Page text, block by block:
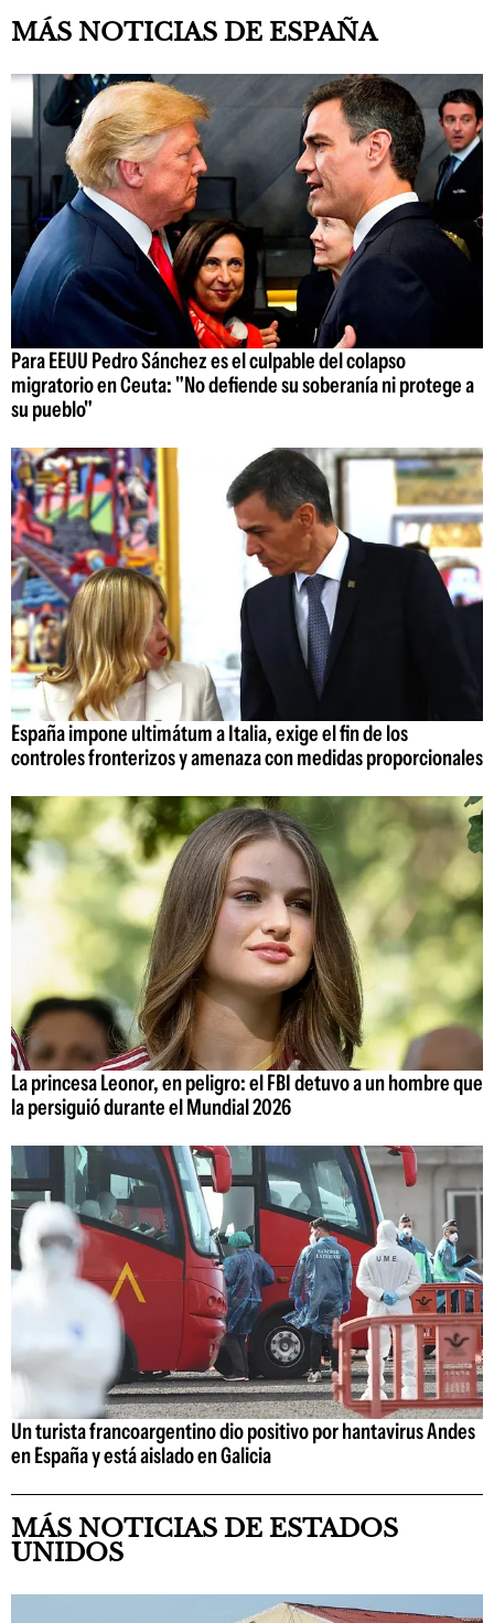
MÁS NOTICIAS DE ESPAÑA
Para EEUU Pedro Sánchez es el culpable del colapso
migratorio en Ceuta: "No defiende su soberanía ni protege a
su pueblo"
España impone ultimátum a Italia, exige el fin de los
controles fronterizos y amenaza con medidas proporcionales
La princesa Leonor, en peligro: el FBI detuvo a un hombre que
la persiguió durante el Mundial 2026
Un turista francoargentino dio positivo por hantavirus Andes
en España y está aislado en Galicia
MÁS NOTICIAS DE ESTADOS
UNIDOS